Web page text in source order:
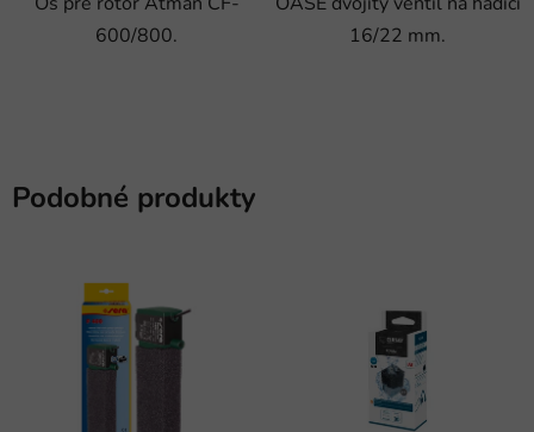
600/800.
16/22 mm.
Podobné produkty